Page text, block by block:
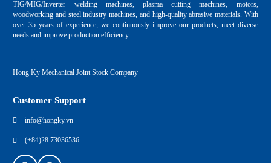
TIG/MIG/Inverter welding machines, plasma cutting machines, motors,
woodworking and steel industry machines, and high-quality abrasive materials. With
over 35 years of experience, we continuously improve our products, meet diverse
needs and improve production efficiency.
Hong Ky Mechanical Joint Stock Company
Customer Support
info@hongky.vn
(+84)28 73036536